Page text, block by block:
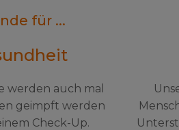
für ...
werden auch mal
geimpft werden
Check-Up.